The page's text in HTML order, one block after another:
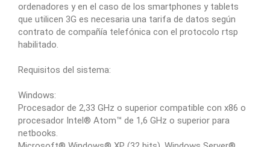
ordenadores y en el caso de los smartphones y tablets
que utilicen 3G es necesaria una tarifa de datos según
contrato de compañía telefónica con el protocolo rtsp
habilitado.
Requisitos del sistema:
Windows:
Procesador de 2,33 GHz o superior compatible con x86 o
procesador Intel® Atom™ de 1,6 GHz o superior para
netbooks.